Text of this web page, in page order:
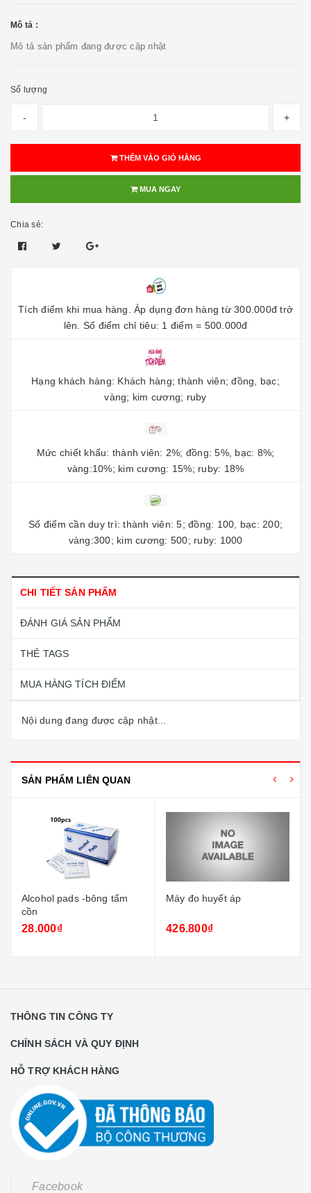
Mô tả :
Mô tả sản phẩm đang được cập nhật
Số lượng
- +
THÊM VÀO GIỎ HÀNG
MUA NGAY
Chia sẻ:
Tích điểm khi mua hàng. Áp dụng đơn hàng từ 300.000đ trở
lên. Số điểm chỉ tiêu: 1 điểm = 500.000đ
Hạng khách hàng: Khách hàng; thành viên; đồng, bạc;
vàng; kim cương; ruby
Mức chiết khấu: thành viên: 2%; đồng: 5%, bạc: 8%;
vàng:10%; kim cương: 15%; ruby: 18%
Số điểm cần duy trì: thành viên: 5; đồng: 100, bạc: 200;
vàng:300; kim cương: 500; ruby: 1000
CHI TIẾT SẢN PHẨM
ĐÁNH GIÁ SẢN PHẨM
THẺ TAGS
MUA HÀNG TÍCH ĐIỂM
Nội dung đang được cập nhật...
SẢN PHẨM LIÊN QUAN
Alcohol pads -bông tẩm
cồn
28.000₫
Máy đo huyết áp
426.800₫
THÔNG TIN CÔNG TY
CHÍNH SÁCH VÀ QUY ĐỊNH
HỖ TRỢ KHÁCH HÀNG
Facebook